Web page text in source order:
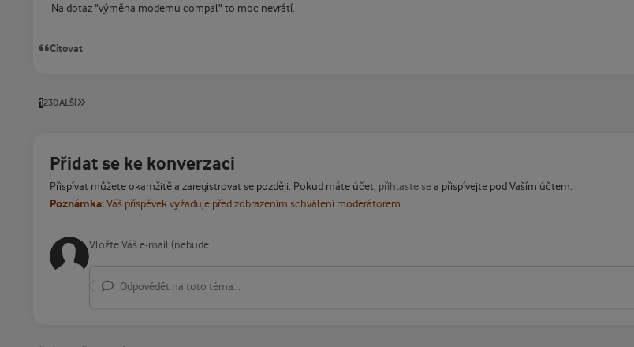
Na dotaz "výměna modemu compal" to moc nevrátí.
Citovat
123DALŠÍ
Přidat se ke konverzaci
Přispívat můžete okamžitě a zaregistrovat se později. Pokud máte účet, přihlaste sea přispívejte pod Vaším účtem.
Poznámka:Váš příspěvek vyžaduje před zobrazením schválení moderátorem.
Odpovědět na toto téma...